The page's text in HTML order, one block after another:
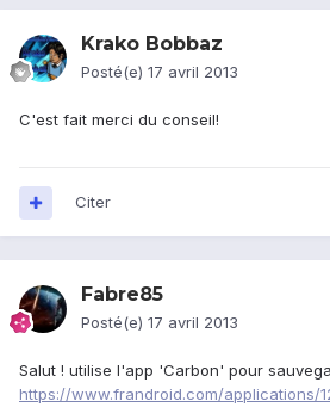
Krako Bobbaz
Posté(e) 17 avril 2013
C'est fait merci du conseil!
Citer
Fabre85
Posté(e) 17 avril 2013
Salut ! utilise l'app 'Carbon' pour
https://www.frandroid.com/applications/